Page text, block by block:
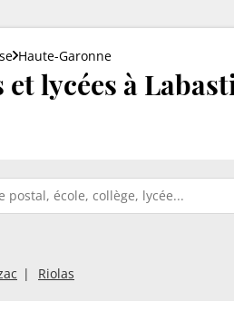
Haute-Garonne
et lycées à
Riolas